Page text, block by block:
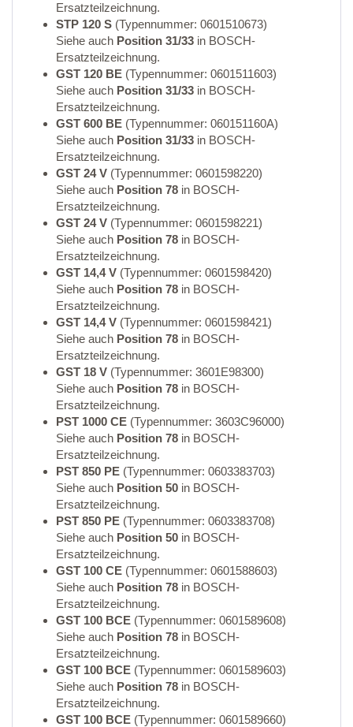
Ersatzteilzeichnung.
STP 120 S (Typennummer: 0601510673)
Siehe auch Position 31/33 in BOSCH-
Ersatzteilzeichnung.
GST 120 BE (Typennummer: 0601511603)
Siehe auch Position 31/33 in BOSCH-
Ersatzteilzeichnung.
GST 600 BE (Typennummer: 060151160A)
Siehe auch Position 31/33 in BOSCH-
Ersatzteilzeichnung.
GST 24 V (Typennummer: 0601598220)
Siehe auch Position 78 in BOSCH-
Ersatzteilzeichnung.
GST 24 V (Typennummer: 0601598221)
Siehe auch Position 78 in BOSCH-
Ersatzteilzeichnung.
GST 14,4 V (Typennummer: 0601598420)
Siehe auch Position 78 in BOSCH-
Ersatzteilzeichnung.
GST 14,4 V (Typennummer: 0601598421)
Siehe auch Position 78 in BOSCH-
Ersatzteilzeichnung.
GST 18 V (Typennummer: 3601E98300)
Siehe auch Position 78 in BOSCH-
Ersatzteilzeichnung.
PST 1000 CE (Typennummer: 3603C96000)
Siehe auch Position 78 in BOSCH-
Ersatzteilzeichnung.
PST 850 PE (Typennummer: 0603383703)
Siehe auch Position 50 in BOSCH-
Ersatzteilzeichnung.
PST 850 PE (Typennummer: 0603383708)
Siehe auch Position 50 in BOSCH-
Ersatzteilzeichnung.
GST 100 CE (Typennummer: 0601588603)
Siehe auch Position 78 in BOSCH-
Ersatzteilzeichnung.
GST 100 BCE (Typennummer: 0601589608)
Siehe auch Position 78 in BOSCH-
Ersatzteilzeichnung.
GST 100 BCE (Typennummer: 0601589603)
Siehe auch Position 78 in BOSCH-
Ersatzteilzeichnung.
GST 100 BCE (Typennummer: 0601589660)